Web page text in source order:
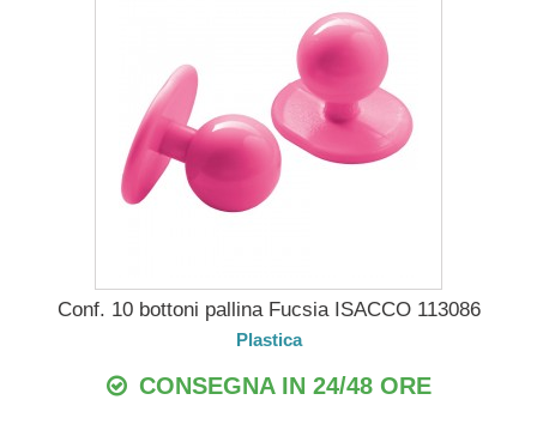
Conf. 10 bottoni pallina Fucsia ISACCO 113086
Plastica
CONSEGNA IN 24/48 ORE